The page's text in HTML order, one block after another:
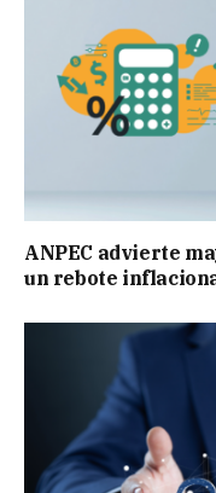
ANPEC advierte
un rebote